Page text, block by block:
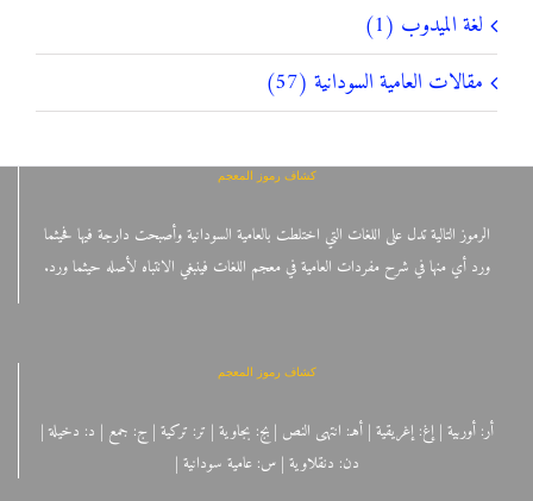
لغة الميدوب (1)
مقالات العامية السودانية (57)
كشاف رموز المعجم
الرموز التالية تدل على اللغات التي اختلطت بالعامية السودانية وأصبحت دارجة فيها فحيثما
ورد أي منها في شرح مفردات العامية في معجم اللغات فينبغي الانتباه لأصله حيثما ورد.
كشاف رموز المعجم
أر: أوربية | إغ: إغريقية | أهـ: انتهى النص | بج: بجاوية | تر: تركية | ج: جمع | د: دخيلة |
دن: دنقلاوية | س: عامية سودانية |